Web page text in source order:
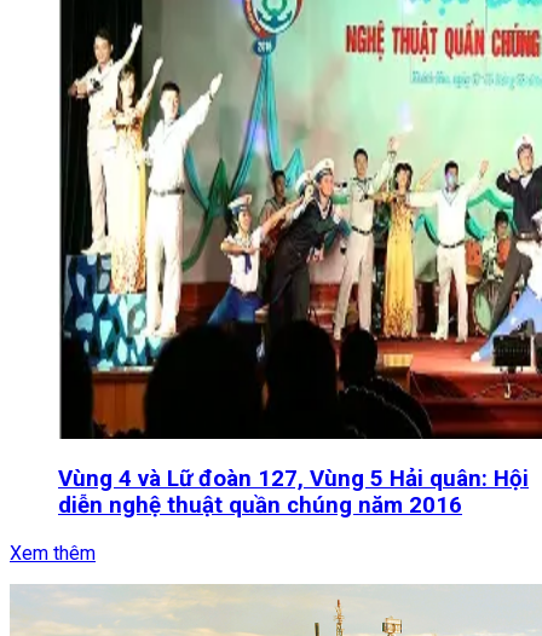
Vùng 4 và Lữ đoàn 127, Vùng 5 Hải quân: Hội
diễn nghệ thuật quần chúng năm 2016
Xem thêm